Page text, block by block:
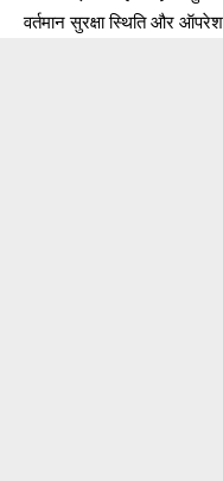
वर्तमान सुरक्षा स्थिति और